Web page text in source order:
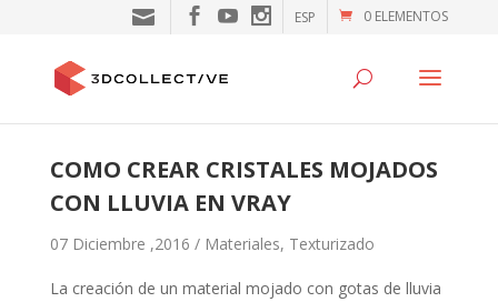
0 ELEMENTOS
ESP
COMO CREAR CRISTALES MOJADOS
CON LLUVIA EN VRAY
07 Diciembre ,2016 / Materiales, Texturizado
La creación de un material mojado con gotas de lluvia